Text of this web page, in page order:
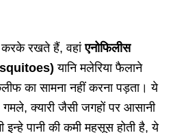
करके रखते हैं, वहांएनोफिलीस
यानि मलेरिया फैलाने
का सामना नहीं करना पड़ता। ये
क्यारी जैसी जगहों पर आसानी
पानी की कमी महसूस होती है, ये